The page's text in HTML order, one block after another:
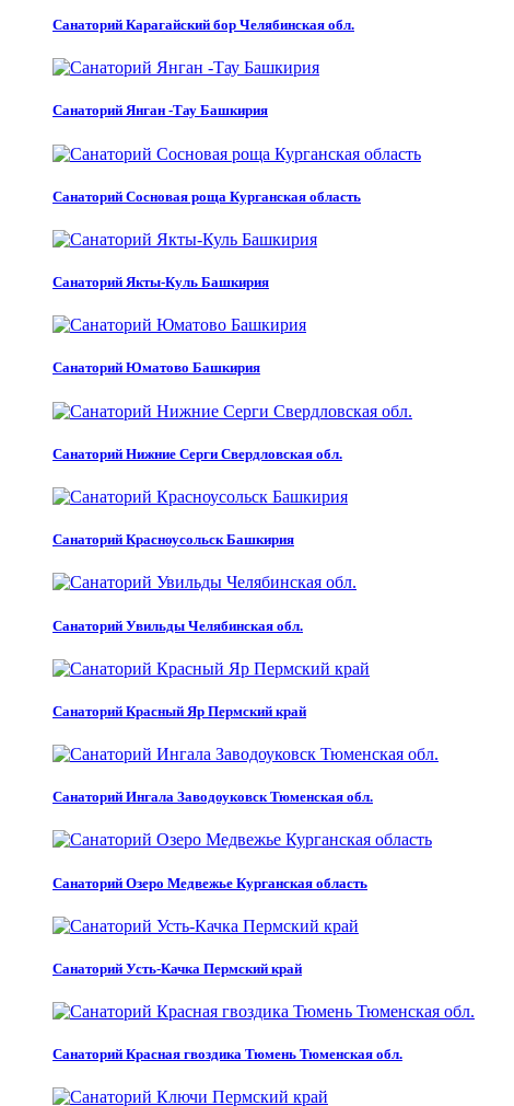
Санаторий Карагайский бор Челябинская обл.
Санаторий Янган -Тау Башкирия
Санаторий Сосновая роща Курганская область
Санаторий Якты-Куль Башкирия
Санаторий Юматово Башкирия
Санаторий Нижние Серги Свердловская обл.
Санаторий Красноусольск Башкирия
Санаторий Увильды Челябинская обл.
Санаторий Красный Яр Пермский край
Санаторий Ингала Заводоуковск Тюменская обл.
Санаторий Озеро Медвежье Курганская область
Санаторий Усть-Качка Пермский край
Санаторий Красная гвоздика Тюмень Тюменская обл.